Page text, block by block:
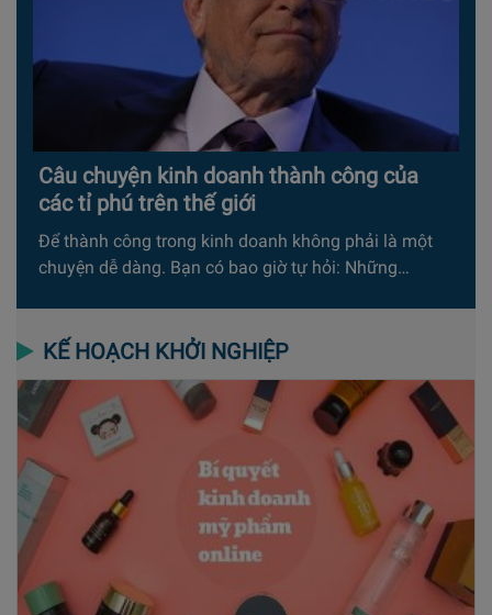
Câu chuyện kinh doanh thành công của
các tỉ phú trên thế giới
Để thành công trong kinh doanh không phải là một
chuyện dễ dàng. Bạn có bao giờ tự hỏi: Những…
KẾ HOẠCH KHỞI NGHIỆP